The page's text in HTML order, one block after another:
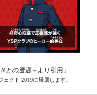
との遭遇～より引用」
クト 2019に帰属します。